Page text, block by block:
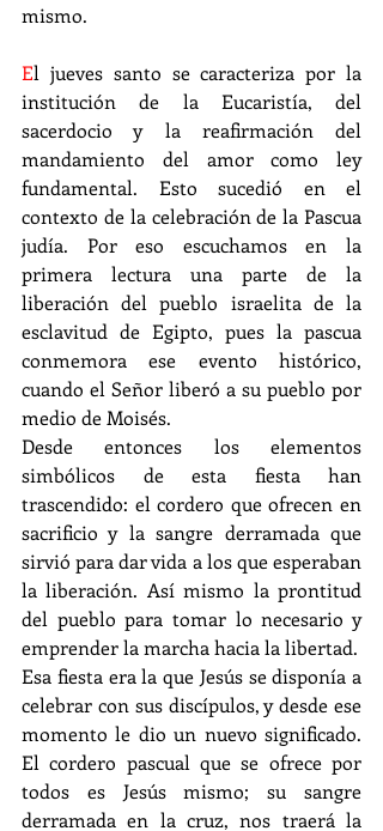
mismo.
El jueves santo se caracteriza por la
institución de la Eucaristía, del
sacerdocio y la reafirmación del
mandamiento del amor como ley
fundamental. Esto sucedió en el
contexto de la celebración de la Pascua
judía. Por eso escuchamos en la
primera lectura una parte de la
liberación del pueblo israelita de la
esclavitud de Egipto, pues la pascua
conmemora ese evento histórico,
cuando el Señor liberó a su pueblo por
medio de Moisés.
Desde entonces los elementos
simbólicos de esta fiesta han
trascendido: el cordero que ofrecen en
sacrificio y la sangre derramada que
sirvió para dar vida a los que esperaban
la liberación. Así mismo la prontitud
del pueblo para tomar lo necesario y
emprender la marcha hacia la libertad.
Esa fiesta era la que Jesús se disponía a
celebrar con sus discípulos, y desde ese
momento le dio un nuevo significado.
El cordero pascual que se ofrece por
todos es Jesús mismo; su sangre
derramada en la cruz, nos traerá la